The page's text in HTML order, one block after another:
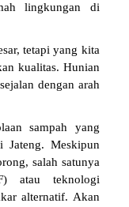
lingkungan di
tetapi yang kita
kualitas. Hunian
dengan arah
sampah yang
Jateng. Meskipun
salah satunya
atau teknologi
alternatif. Akan